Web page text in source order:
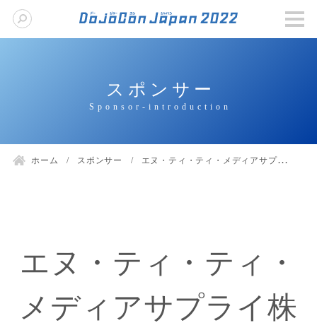
スポンサー
ホーム スポンサー エヌ・ティ・ティ・メディアサプライ株式会社
エヌ・ティ・ティ・
メディアサプライ株